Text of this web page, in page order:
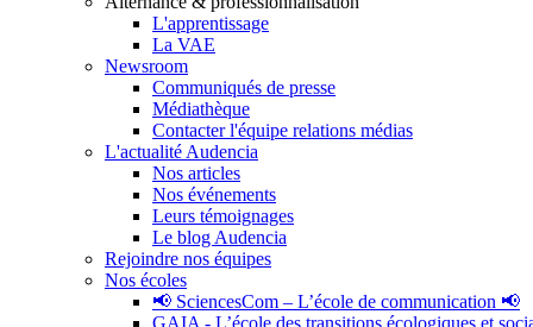
L'apprentissage
La VAE
Newsroom
Communiqués de presse
Médiathèque
Contacter l'équipe relations médias
L'actualité Audencia
Nos articles
Nos événements
Leurs témoignages
Le blog Audencia
Rejoindre nos équipes
Nos écoles
📢 SciencesCom – L’école de communication 📢
GAIA - L’école des transitions écologiques et